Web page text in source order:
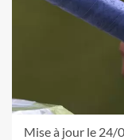
Mise à jour le 24/